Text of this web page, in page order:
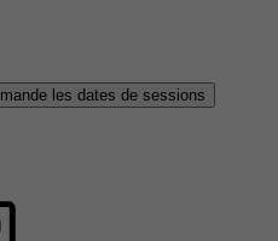
les dates de sessions